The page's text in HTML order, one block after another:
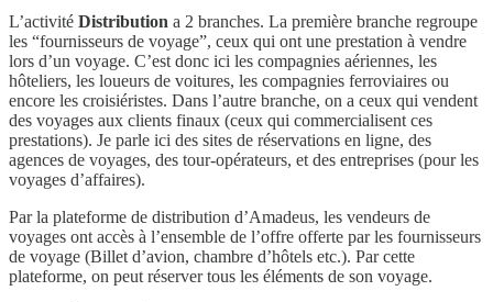
L’activité Distribution a 2 branches. La première branche regroupe
les “fournisseurs de voyage”, ceux qui ont une prestation à vendre
lors d’un voyage. C’est donc ici les compagnies aériennes, les
hôteliers, les loueurs de voitures, les compagnies ferroviaires ou
encore les croisiéristes. Dans l’autre branche, on a ceux qui vendent
des voyages aux clients finaux (ceux qui commercialisent ces
prestations). Je parle ici des sites de réservations en ligne, des
agences de voyages, des tour-opérateurs, et des entreprises (pour les
voyages d’affaires).
Par la plateforme de distribution d’Amadeus, les vendeurs de
voyages ont accès à l’ensemble de l’offre offerte par les fournisseurs
de voyage (Billet d’avion, chambre d’hôtels etc.). Par cette
plateforme, on peut réserver tous les éléments de son voyage.